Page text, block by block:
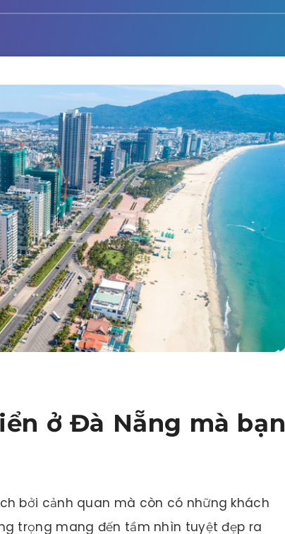
ở Đà Nẵng mà bạn
bởi cảnh quan mà còn có những khách
trọng mang đến tầm nhìn tuyệt đẹp ra